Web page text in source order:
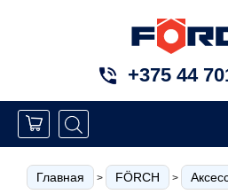
+375 44
Главная > FÖRCH >